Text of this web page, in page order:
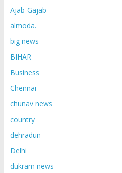
Ajab-Gajab
almoda.
big news
BIHAR
Business
Chennai
chunav news
country
dehradun
Delhi
dukram news